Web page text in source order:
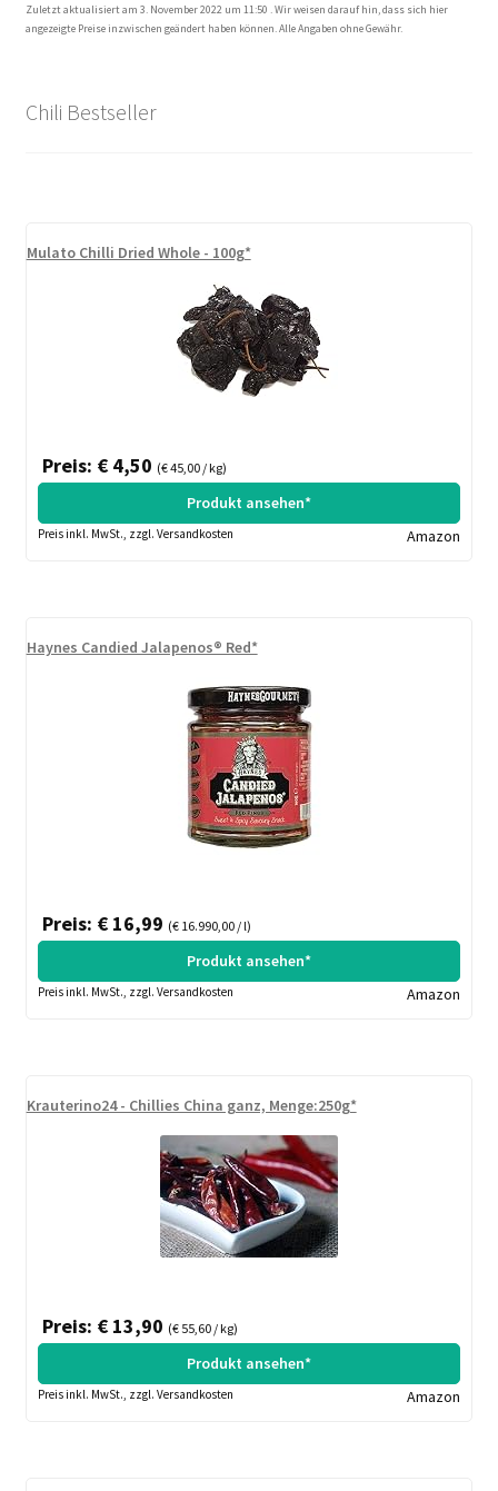
Zuletzt aktualisiert am 3. November 2022 um 11:50 . Wir weisen darauf hin, dass sich hier
angezeigte Preise inzwischen geändert haben können. Alle Angaben ohne Gewähr.
Chili Bestseller
Mulato Chilli Dried Whole - 100g*
Preis: € 4,50 (€ 45,00 / kg)
Produkt ansehen*
Preis inkl. MwSt., zzgl. Versandkosten Amazon
Haynes Candied Jalapenos® Red*
Preis: € 16,99 (€ 16.990,00 / l)
Produkt ansehen*
Preis inkl. MwSt., zzgl. Versandkosten Amazon
Krauterino24 - Chillies China ganz, Menge:250g*
Preis: € 13,90 (€ 55,60 / kg)
Produkt ansehen*
Preis inkl. MwSt., zzgl. Versandkosten Amazon